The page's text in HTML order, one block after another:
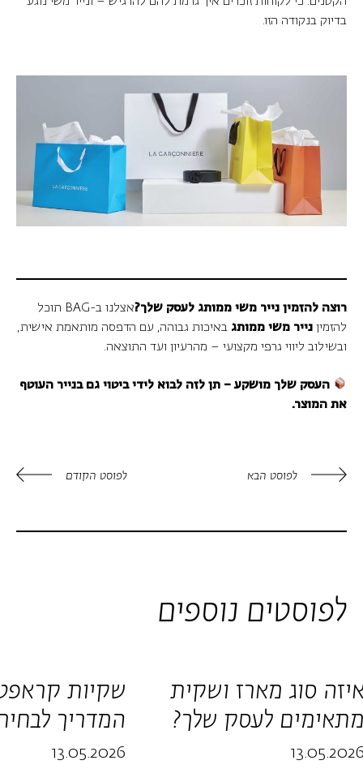
בדיוק בנקודה הזו.
רוצה להזמין נייר משי ממותג לעסק שלך?
אצלנו ב-BAG תוכל
להזמין נייר משי ממותגבאיכות גבוהה, עם הדפסה מותאמת אישית,
ובשילוב ליווי גרפי מקצועי – מהרעיון ועד התוצאה.
העסק שלך מושקע – תן לזה לבוא לידי ביטוי גם בנייר העוטף
את המוצר.
לפוסט הבא לפוסט הקודם
לפוסטים נוספים
איזה סוג מארז ושקית
מתאימים לעסק שלך?
ועד מסעדנות)
הנייר
13.05.2026